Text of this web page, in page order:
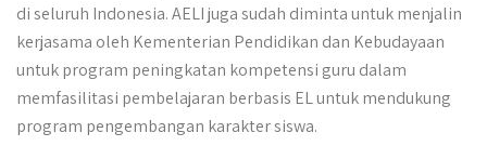
di seluruh Indonesia. AELI juga sudah diminta untuk menjalin
kerjasama oleh Kementerian Pendidikan dan Kebudayaan
untuk program peningkatan kompetensi guru dalam
memfasilitasi pembelajaran berbasis EL untuk mendukung
program pengembangan karakter siswa.